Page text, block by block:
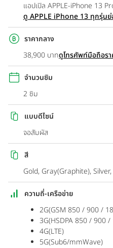
แอปเปิล APPLE-iPhone 13
ดู APPLE iPhone 13 ทุกรุ่น
ราคากลาง
38,900 บาทดูโทรศัพท์มือถือรา
จำนวนซิม
2 ซิม
แบบดีไซน์
จอสัมผัส
สี
Gold, Gray(Graphite),
ความถี่-เครือข่าย
2G(GSM 850 / 900 /
3G(HSDPA 850 / 900
4G(LTE)
5G(Sub6/mmWave)